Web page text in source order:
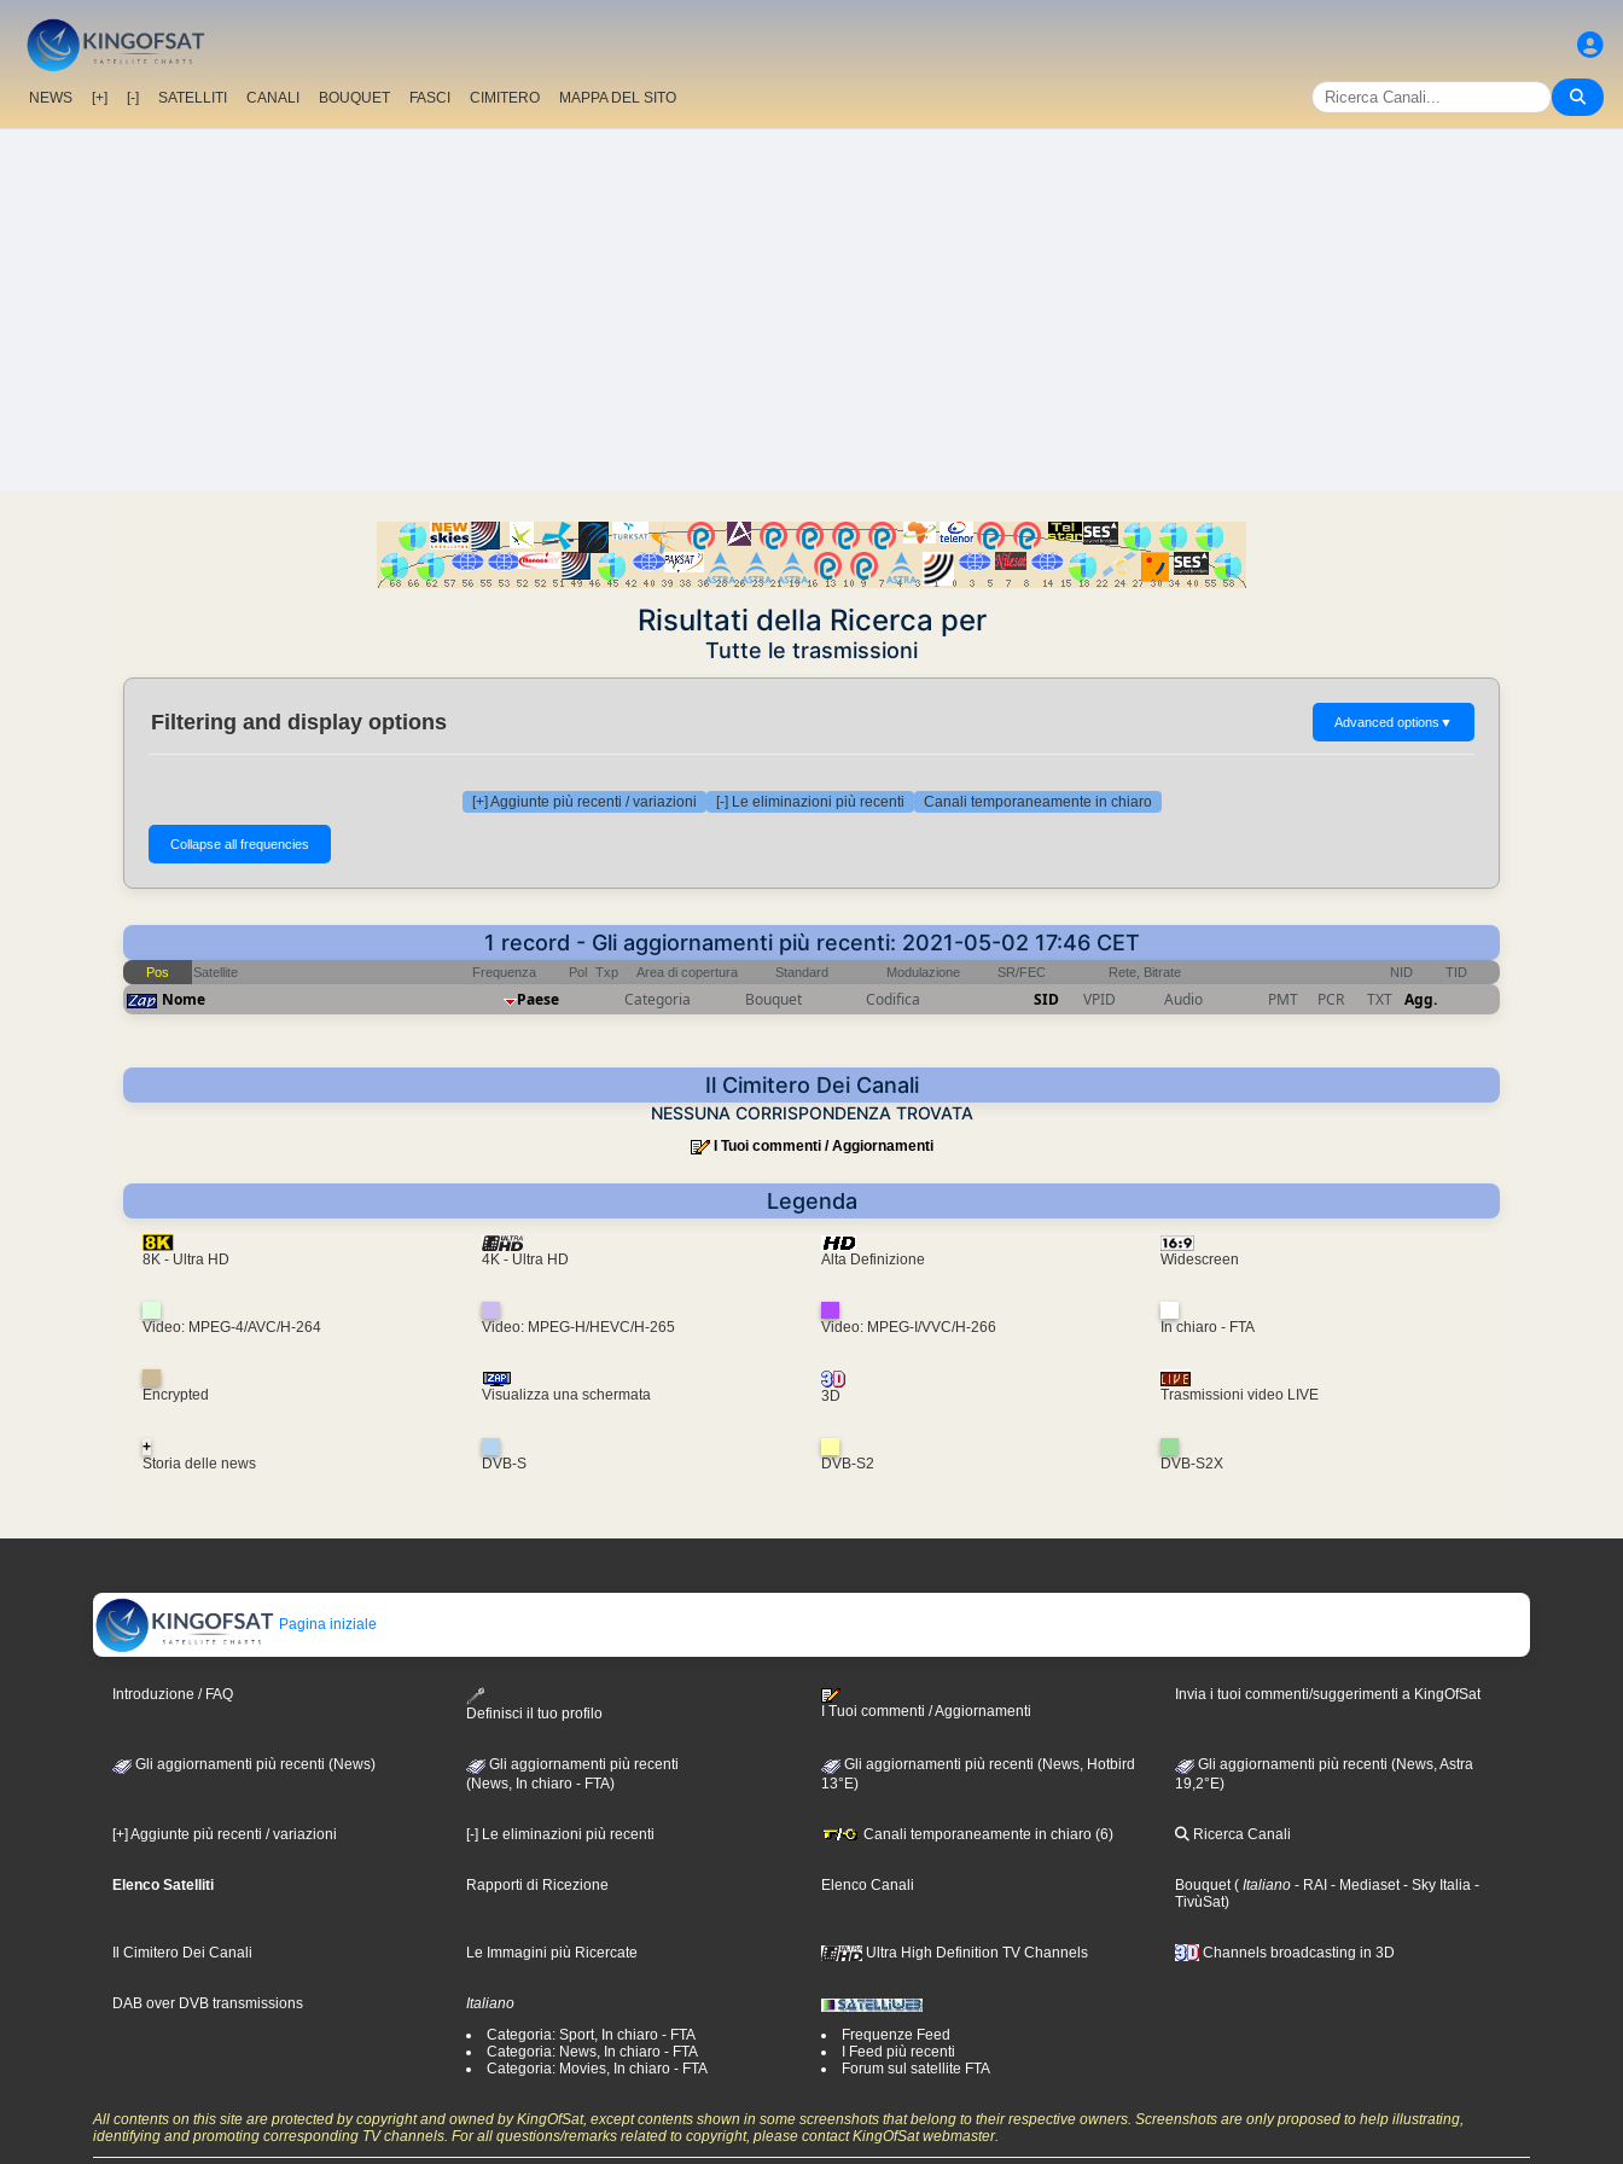
NEWS [+] [-] SATELLITI CANALI BOUQUET FASCI CIMITERO MAPPA DEL SITO
Risultati della Ricerca per
Tutte le trasmissioni
Filtering and display options Advanced options ▼
[+] Aggiunte più recenti / variazioni [-] Le eliminazioni più recenti Canali temporaneamente in chiaro
1 record - Gli aggiornamenti più recenti: 2021-05-02 17:46 CET
Pos Satellite Frequenza Pol Txp Area di copertura Standard Modulazione SR/FEC Rete, Bitrate NID TID
Nome Paese Categoria Bouquet Codifica SID VPID Audio PMT PCR TXT Agg.
Il Cimitero Dei Canali
NESSUNA CORRISPONDENZA TROVATA
I Tuoi commenti / Aggiornamenti
Legenda
8K - Ultra HD 4K - Ultra HD Alta Definizione Widescreen
Video: MPEG-4/AVC/H-264 Video: MPEG-H/HEVC/H-265 Video: MPEG-I/VVC/H-266 In chiaro - FTA
Encrypted Visualizza una schermata 3D Trasmissioni video LIVE
+
Storia delle news
DVB-S DVB-S2 DVB-S2X
Pagina iniziale
Introduzione / FAQ
Definisci il tuo profilo
I Tuoi commenti / Aggiornamenti
Invia i tuoi commenti/suggerimenti a KingOfSat
Gli aggiornamenti più recenti (News)
Gli aggiornamenti più recenti
(News, In chiaro - FTA)
Gli aggiornamenti più recenti (News, Hotbird
13°E)
Gli aggiornamenti più recenti (News, Astra
19,2°E)
[+] Aggiunte più recenti / variazioni [-] Le eliminazioni più recenti Canali temporaneamente in chiaro (6) Ricerca Canali
Elenco Satelliti Rapporti di Ricezione Elenco Canali Bouquet ( Italiano - RAI - Mediaset - Sky Italia -
TivùSat)
Il Cimitero Dei Canali Le Immagini più Ricercate Ultra High Definition TV Channels Channels broadcasting in 3D
DAB over DVB transmissions
Italiano
Categoria: Sport, In chiaro - FTA
Categoria: News, In chiaro - FTA
Categoria: Movies, In chiaro - FTA
Frequenze Feed
I Feed più recenti
Forum sul satellite FTA
All contents on this site are protected by copyright and owned by KingOfSat, except contents shown in some screenshots that belong to their respective owners. Screenshots are only proposed to help illustrating,
identifying and promoting corresponding TV channels. For all questions/remarks related to copyright, please contact KingOfSat webmaster.